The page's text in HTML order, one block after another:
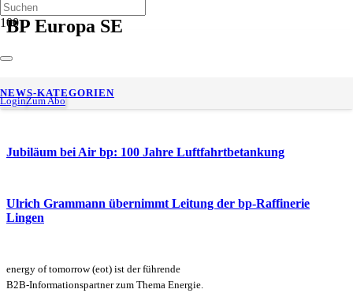
LoginZum Abo
NEWS-KATEGORIEN
BP Europa SE
Raffinerie Gelsenkirchen: bp vollzieht Verkauf an Klesch-
Gruppe
Jubiläum bei Air bp: 100 Jahre Luftfahrtbetankung
Ulrich Grammann übernimmt Leitung der bp-Raffinerie
Lingen
energy of tomorrow (eot) ist der führende
B2B-Informationspartner zum Thema Energie.